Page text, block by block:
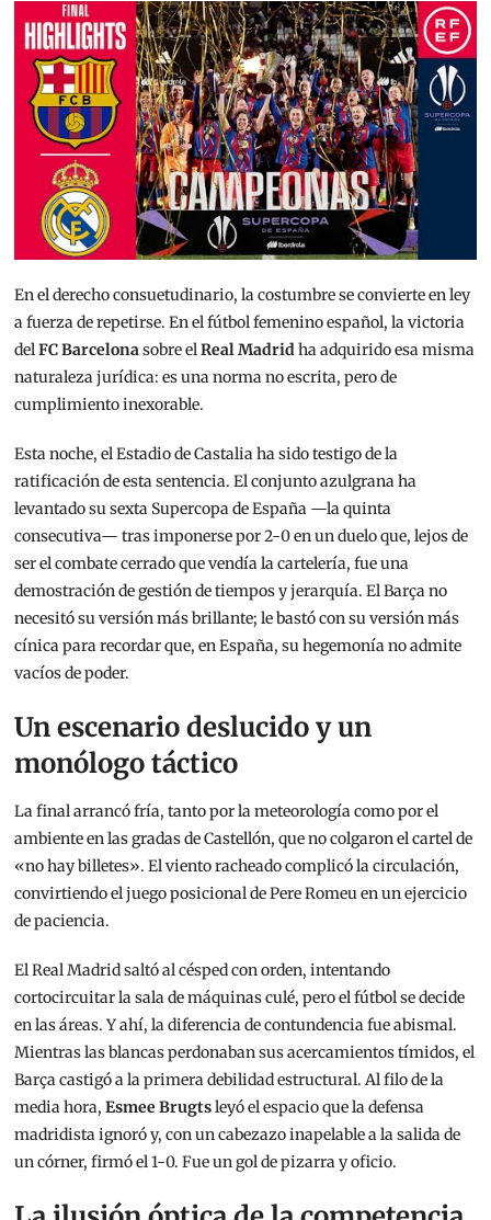
En el derecho consuetudinario, la costumbre se convierte en ley
a fuerza de repetirse. En el fútbol femenino español, la victoria
delFC Barcelonasobre elReal Madridha adquirido esa misma
naturaleza jurídica: es una norma no escrita, pero de
cumplimiento inexorable.
Esta noche, el Estadio de Castalia ha sido testigo de la
ratificación de esta sentencia. El conjunto azulgrana ha
levantado su sexta Supercopa de España —la quinta
consecutiva— tras imponerse por 2-0 en un duelo que, lejos de
ser el combate cerrado que vendía la cartelería, fue una
demostración de gestión de tiempos y jerarquía. El Barça no
necesitó su versión más brillante; le bastó con su versión más
cínica para recordar que, en España, su hegemonía no admite
vacíos de poder.
Un escenario deslucido y un
monólogo táctico
La final arrancó fría, tanto por la meteorología como por el
ambiente en las gradas de Castellón, que no colgaron el cartel de
«no hay billetes». El viento racheado complicó la circulación,
convirtiendo el juego posicional de Pere Romeu en un ejercicio
de paciencia.
El Real Madrid saltó al césped con orden, intentando
cortocircuitar la sala de máquinas culé, pero el fútbol se decide
en las áreas. Y ahí, la diferencia de contundencia fue abismal.
Mientras las blancas perdonaban sus acercamientos tímidos, el
Barça castigó a la primera debilidad estructural. Al filo de la
media hora,Esmee Brugtsleyó el espacio que la defensa
madridista ignoró y, con un cabezazo inapelable a la salida de
un córner, firmó el 1-0. Fue un gol de pizarra y oficio.